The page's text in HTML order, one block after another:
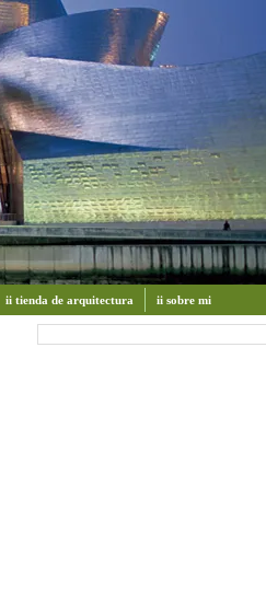
ii tienda de arquitectura ii sobre mi